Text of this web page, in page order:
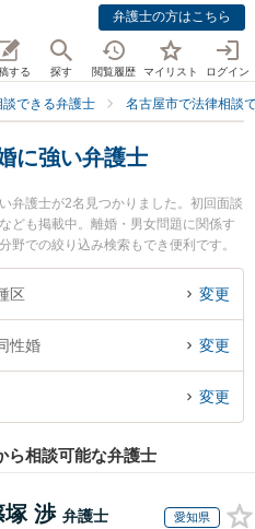
弁護士の方はこちら
する 探す 閲覧履歴 マイリスト ログイン
できる弁護士 名古屋市で法律相談
に強い弁護士
弁護士が2名見つかりました。初回面談
ども掲載中。離婚・男女問題に関係す
野での絞り込み検索もでき便利です。
さ事務所の村上 光平弁護士や星ヶ丘法
ル情報や弁護士費用、強みなどが注目
性婚を法律相談できる名古屋市千種区
困りの相談者さんにおすすめです。
区 変更
性婚 変更
変更
ら相談可能な弁護士
塚 渉 弁護士 愛知県